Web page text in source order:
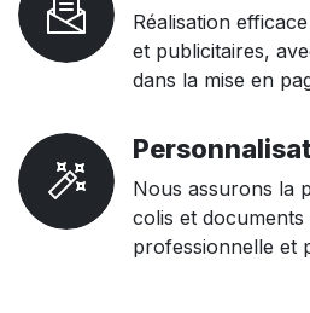
Réalisation
et publicitaires,
dans la mise en
Nous assurons la
colis et
professionnelle et